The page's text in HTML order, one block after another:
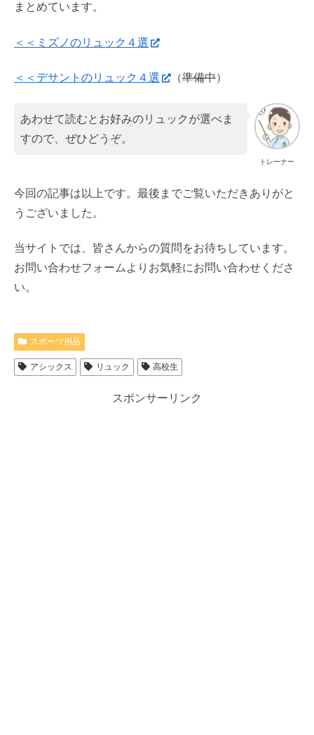
まとめています。
＜＜ミズノのリュック４選
＜＜デサントのリュック４選 （準備中）
トレーナー
あわせて読むとお好みのリュックが選べま
すので、ぜひどうぞ。
今回の記事は以上です。最後までご覧いただきありがと
うございました。
当サイトでは、皆さんからの質問をお待ちしています。
お問い合わせフォームよりお気軽にお問い合わせくださ
い。
スポーツ用品
アシックス リュック 高校生
スポンサーリンク